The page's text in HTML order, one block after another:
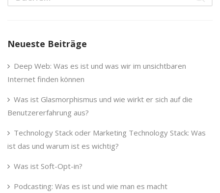
Neueste Beiträge
Deep Web: Was es ist und was wir im unsichtbaren
Internet finden können
Was ist Glasmorphismus und wie wirkt er sich auf die
Benutzererfahrung aus?
Technology Stack oder Marketing Technology Stack: Was
ist das und warum ist es wichtig?
Was ist Soft-Opt-in?
Podcasting: Was es ist und wie man es macht